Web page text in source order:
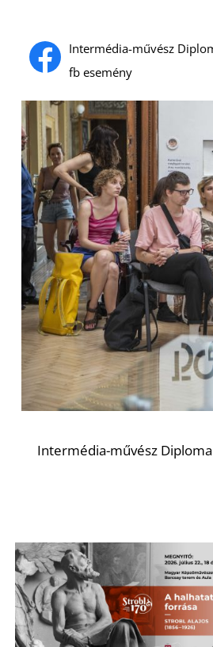
Intermédia-művész
fb esemény
Intermédia-művész Diploma